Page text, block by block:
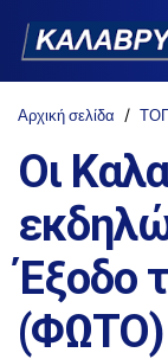
Αρχική σελίδα
Οι
Έξοδο
(ΦΩΤΟ)